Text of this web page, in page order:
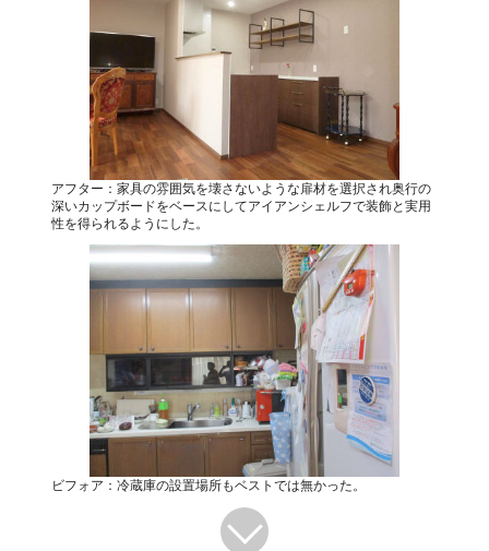
アフター：家具の雰囲気を壊さないような扉材を選択され奥行の
深いカップボードをベースにしてアイアンシェルフで装飾と実用
性を得られるようにした。
ビフォア：冷蔵庫の設置場所もベストでは無かった。